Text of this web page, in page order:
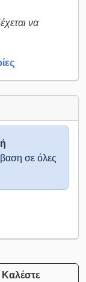
να
σε όλες
Καλέστε